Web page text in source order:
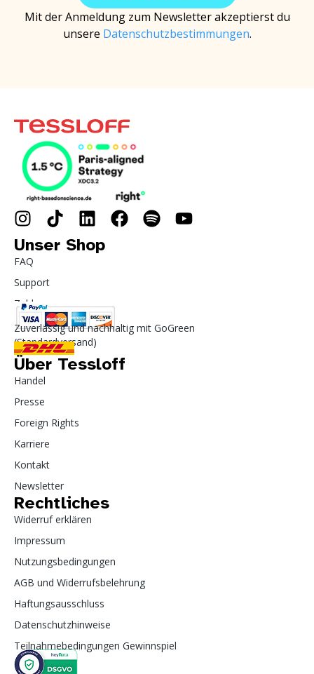
Mit der Anmeldung zum Newsletter akzeptierst du
unsere Datenschutzbestimmungen.
Unser Shop
FAQ
Support
Zahlung
Zuverlässig und nachhaltig mit GoGreen
(Standardversand)
Über Tessloff
Handel
Presse
Foreign Rights
Karriere
Kontakt
Newsletter
Rechtliches
Widerruf erklären
Impressum
Nutzungsbedingungen
AGB und Widerrufsbelehrung
Haftungsausschluss
Datenschutzhinweise
Teilnahmebedingungen Gewinnspiel